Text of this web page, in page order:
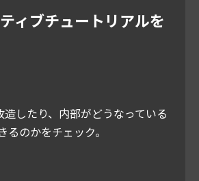
ィブチュートリアルを
したり、内部がどうなっている
のかをチェック。